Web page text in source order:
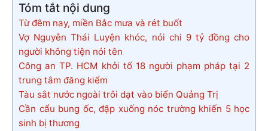
Tóm tắt nội dung
Từ đêm nay, miền Bắc mưa và rét buốt
Vợ Nguyễn Thái Luyện khóc, nói chi 9 tỷ đồng cho
người không tiện nói tên
Công an TP. HCM khởi tố 18 người phạm pháp tại 2
trung tâm đăng kiểm
Tàu sắt nước ngoài trôi dạt vào biển Quảng Trị
Cần cẩu bung ốc, đập xuống nóc trường khiến 5 học
sinh bị thương